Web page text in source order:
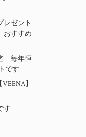
レゼント
おすすめ
毎年恒
です
】
す